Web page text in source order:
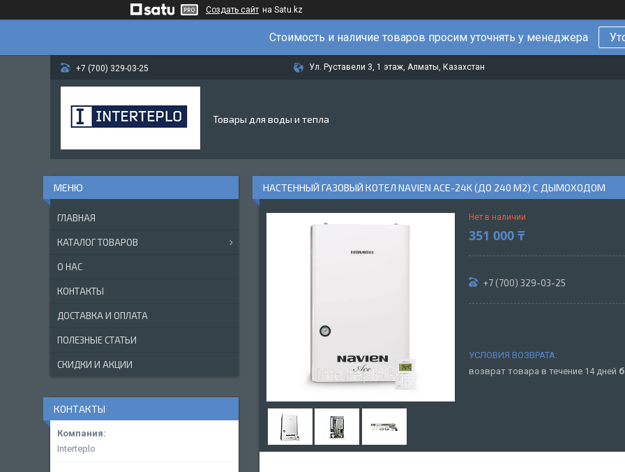
Создать сайт на Satu.kz
Стоимость и наличие товаров просим уточнять у менеджера
+7 (700) 329-03-25 Ул. Руставели 3, 1 этаж, Алматы, Казахстан
Товары для воды и тепла
НАСТЕННЫЙ ГАЗОВЫЙ КОТЕЛ NAVIEN ACE-24K (ДО 240 М2) С ДЫМОХОДОМ
Нет в наличии
351 000 ₸
+7 (700) 329-03-25
возврат товара в течение 14 дней
ГЛАВНАЯ
КАТАЛОГ ТОВАРОВ
О НАС
КОНТАКТЫ
ДОСТАВКА И ОПЛАТА
ПОЛЕЗНЫЕ СТАТЬИ
СКИДКИ И АКЦИИ
КОНТАКТЫ
Interteplo